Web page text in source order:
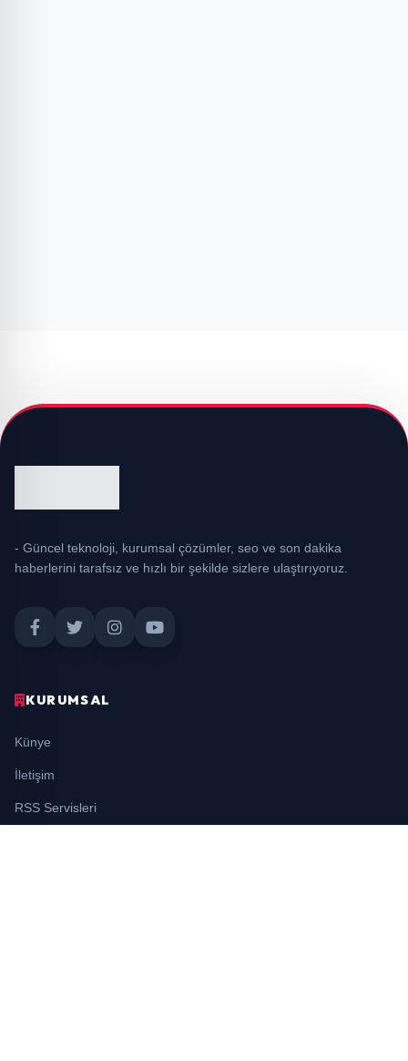
- Güncel teknoloji, kurumsal çözümler, seo ve son dakika
haberlerini tarafsız ve hızlı bir şekilde sizlere ulaştırıyoruz.
KURUMSAL
Künye
İletişim
RSS Servisleri